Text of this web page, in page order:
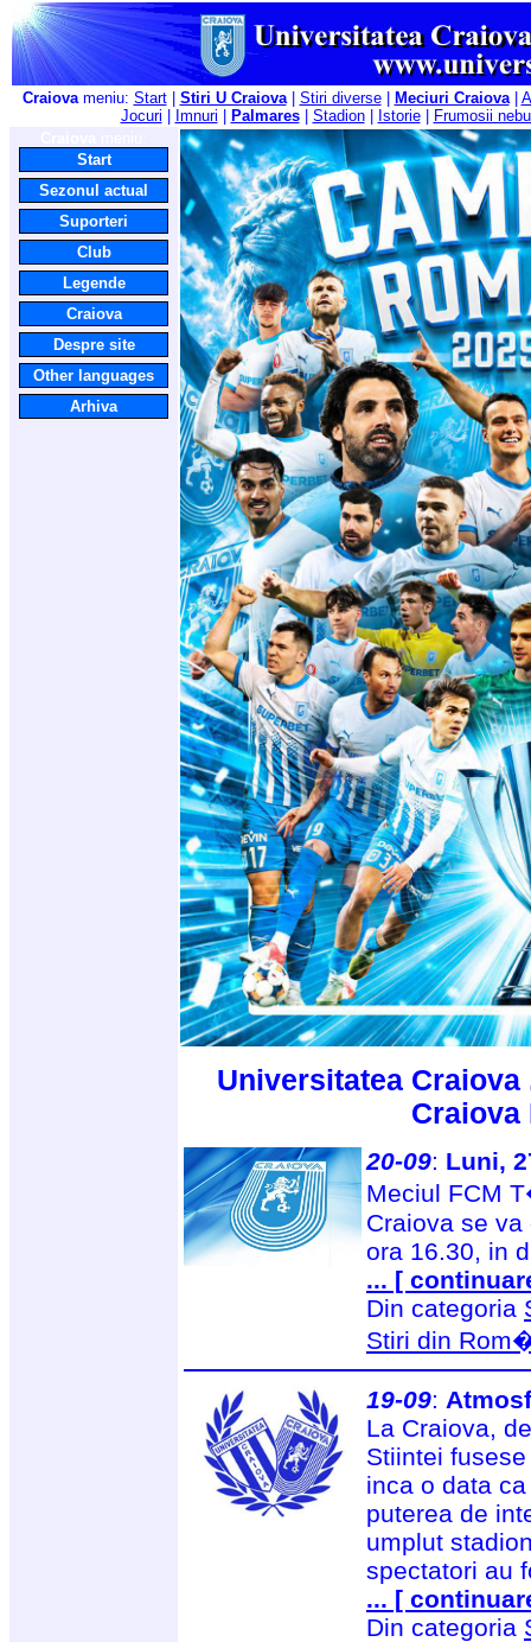
Craiovameniu: Start| Stiri U Craiova| Stiri diverse| Meciuri Craiova|
Jocuri
Imnuri Palmares| Stadion| Istorie|
Frumosii
Start
Sezonul actual
Suporteri
Club
Legende
Craiova
Despre site
Other languages
Arhiva
Universitatea
Craiova
20-09: Luni,
Meciul FCM
Craiova se
ora 16.30, in
... [
Din categoria
Stiri din
19-09:
La Craiova,
Stiintei
inca o data
puterea de
umplut
spectatori au
... [
Din categoria